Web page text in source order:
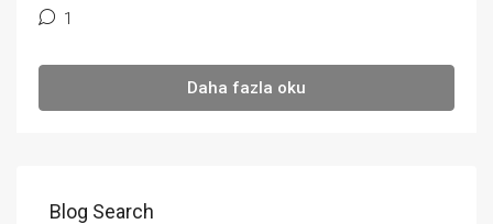
1
Daha fazla oku
Blog Search